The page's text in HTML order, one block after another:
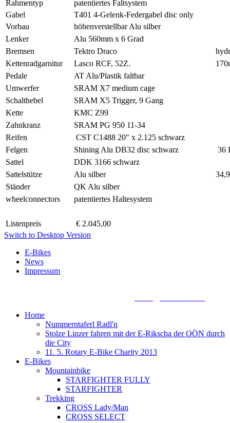
Rahmentyp
patentiertes Faltsystem
Gabel
T401 4-Gelenk-Federgabel disc only
Vorbau
höhenverstellbar Alu silber
Lenker
Alu 560mm x 6 Grad
Bremsen
Tektro Draco
Kettenradgarnitur
Lasco RCF, 52Z.
Pedale
AT Alu/Plastik faltbar
Umwerfer
SRAM X7 medium cage
Schalthebel
SRAM X5 Trigger, 9 Gang
Kette
KMC Z99
Zahnkranz
SRAM PG 950 11-34
Reifen
CST C1488 20" x 2.125 schwarz
Felgen
Shining Alu DB32 disc schwarz
36
Sattel
DDK 3166 schwarz
Sattelstütze
Alu silber
Ständer
QK Alu silber
wheelconnectors
patentiertes Haltesystem
Listenpreis
€ 2.045,00
Switch to Desktop Version
E-Bikes
News
Impressum
Home
Nummerntaferl Radl'n
Stolze Linzer fahren mit der E-Rikscha der OÖN durch
die City
11. 5. Rotary E-Bike Charity 2013
E-Bikes
Mountainbike
STARFIGHTER FULLY
STARFIGHTER
Trekking
CROSS Lady/Man
CROSS SELECT